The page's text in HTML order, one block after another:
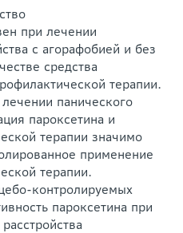
при лечении
с агорафобией и без
средства
терапии.
панического
пароксетина и
терапии значимо
применение
терапии.
контролируемых
пароксетина при